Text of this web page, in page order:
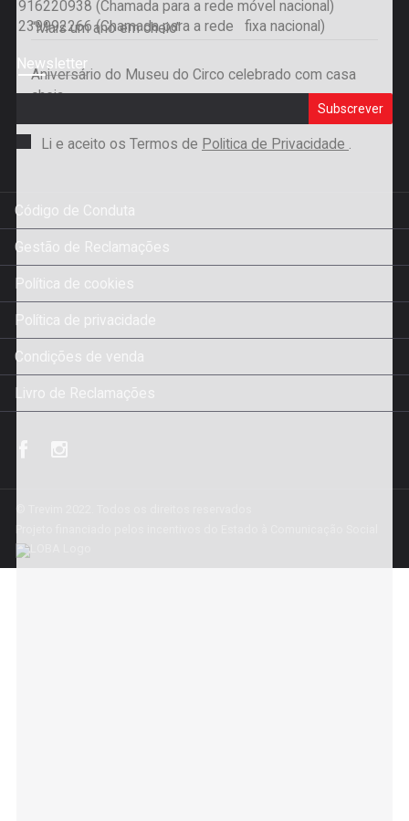
“Mais um ano em cheio”
Aniversário do Museu do Circo celebrado com casa
cheia
916220938 (Chamada para a rede móvel nacional)
239992266 (Chamada para a rede fixa nacional)
Newsletter
Subscrever
Li e aceito os Termos de Politica de Privacidade .
Código de Conduta
Gestão de Reclamações
Política de cookies
Política de privacidade
Condições de venda
Livro de Reclamações